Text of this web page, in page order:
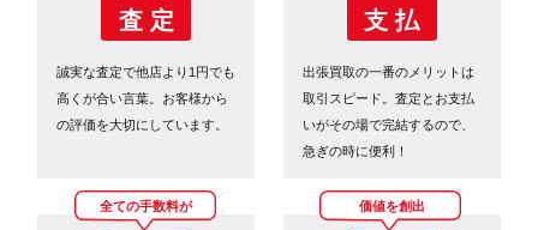
査 定
誠実な査定で他店より1円でも
高くが合い言葉。お客様から
の評価を大切にしています。
支 払
出張買取の一番のメリットは
取引スピード。査定とお支払
いがその場で完結するので、
急ぎの時に便利！
全ての手数料が 価値を創出